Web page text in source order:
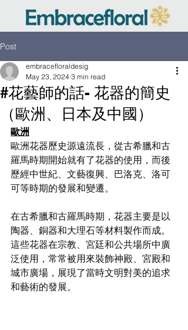
Post
#花藝師的話- 花器的簡史
（歐洲、日本及中國）
embracefloraldesig
May 23, 2024 3 min read
歐洲
歐洲花器歷史源遠流長，從古希臘和古
羅馬時期開始就有了花器的使用，而後
歷經中世紀、文藝復興、巴洛克、洛可
可等時期的發展和變遷。
在古希臘和古羅馬時期，花器主要是以
陶器、銅器和大理石等材料製作而成。
這些花器在宗教、宮廷和公共場所中廣
泛使用，常常被用來裝飾神殿、宮殿和
城市廣場，展現了當時文明對美的追求
和藝術的發展。